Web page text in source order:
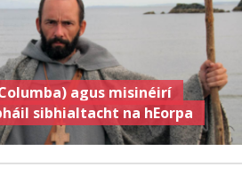
agus misinéirí
sibhialtacht na hEorpa